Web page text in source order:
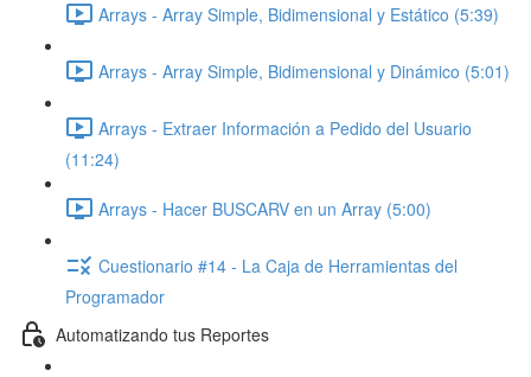
Arrays - Array Simple, Bidimensional y Estático (5:39)
Arrays - Array Simple, Bidimensional y Dinámico (5:01)
Arrays - Extraer Información a Pedido del Usuario
(11:24)
Arrays - Hacer BUSCARV en un Array (5:00)
Cuestionario #14 - La Caja de Herramientas del
Programador
Automatizando tus Reportes